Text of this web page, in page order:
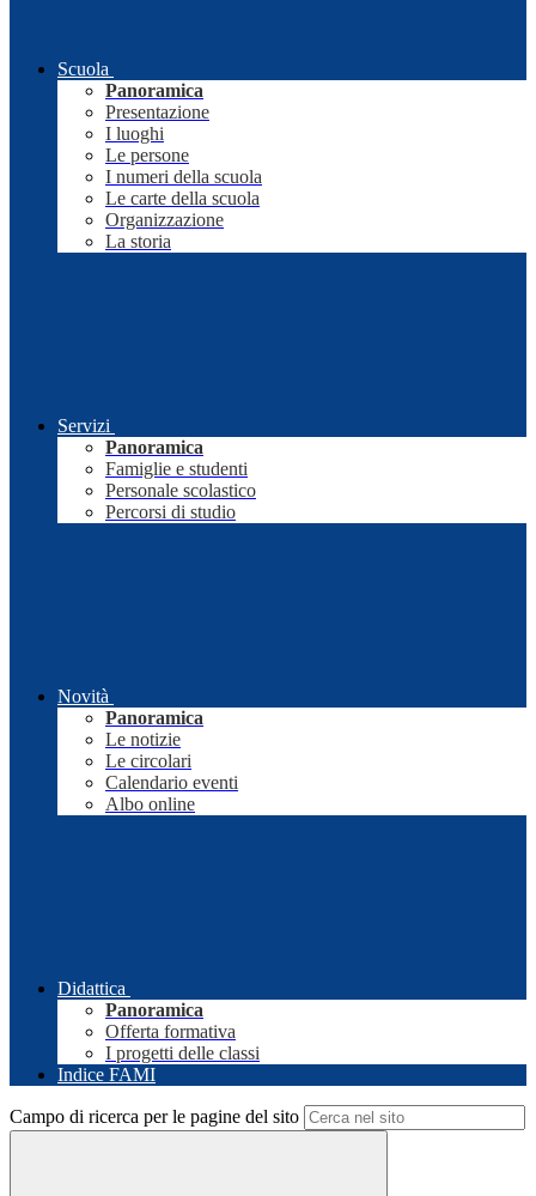
Scuola
Panoramica
Presentazione
I luoghi
Le persone
I numeri della scuola
Le carte della scuola
Organizzazione
La storia
Servizi
Panoramica
Famiglie e studenti
Personale scolastico
Percorsi di studio
Novità
Panoramica
Le notizie
Le circolari
Calendario eventi
Albo online
Didattica
Panoramica
Offerta formativa
I progetti delle classi
Indice FAMI
Campo di ricerca per le pagine del sito